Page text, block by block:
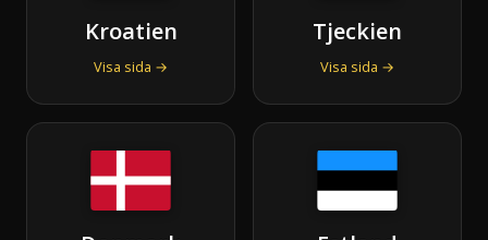
Kroatien
Visa sida →
Tjeckien
Visa sida →